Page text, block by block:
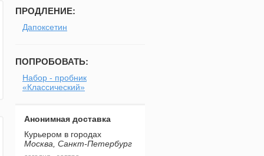
ПРОДЛЕНИЕ:
Дапоксетин
ПОПРОБОВАТЬ:
Набор - пробник
«Классический»
Анонимная доставка
Курьером в городах
Москва, Санкт-Петербург